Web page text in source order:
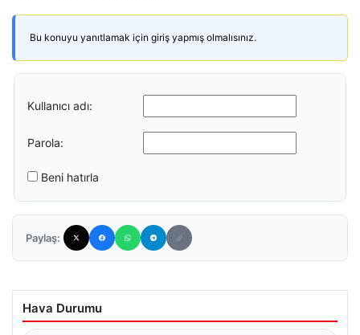
Bu konuyu yanıtlamak için giriş yapmış olmalısınız.
Kullanıcı adı:
Parola:
Beni hatırla
Paylaş:
Hava Durumu